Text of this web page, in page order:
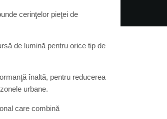
cerinţelor pieţei de
de lumină pentru orice tip de
înaltă, pentru reducerea
urbane.
care combină